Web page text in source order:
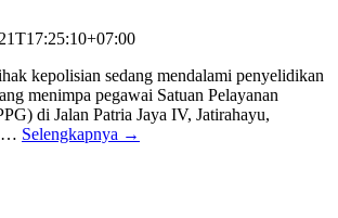
kepolisian sedang mendalami penyelidikan
menimpa pegawai Satuan Pelayanan
di Jalan Patria Jaya IV, Jatirahayu,
… Selengkapnya →